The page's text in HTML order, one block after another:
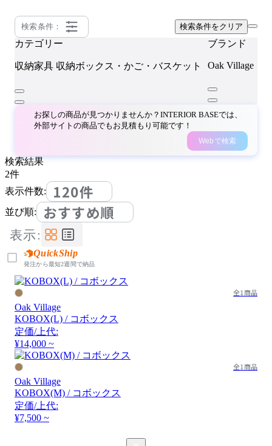
検索条件： 検索条件をクリア
カテゴリー
収納家具 収納ボックス・かご・バスケット
ブランド
Oak Village
お探しの商品が見つかりませんか？INTERIOR BASEでは、
外部サイトの商品でもお見積もり可能です！
Webで検索
検索結果
2件
表示件数:
120件
並び順: おすすめ順
表示:
QuickShip
発注から最短2週間で納品
全1商品
Oak Village
KOBOX(L) / コボックス
定価/上代:
¥14,000 ~
全1商品
Oak Village
KOBOX(M) / コボックス
定価/上代:
¥7,500 ~